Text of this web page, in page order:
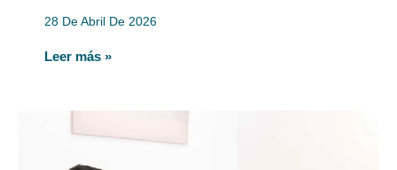
28 De Abril De 2026
Leer más »